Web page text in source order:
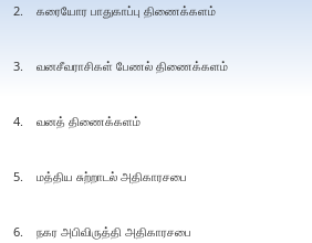
2. கரையோர பாதுகாப்பு திணைக்களம்
3. வனசீவராசிகள் பேணல் திணைக்களம்
4. வனத் திணைக்களம்
5. மத்திய சுற்றாடல் அதிகாரசபை
6. நகர அபிவிருத்தி அதிகாரசபை